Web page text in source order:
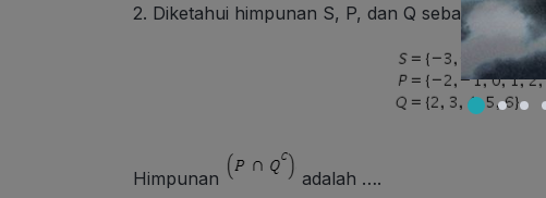
2. Diketahui himpunan S, P, dan Q sebagai berikut.
Himpunan adalah ….